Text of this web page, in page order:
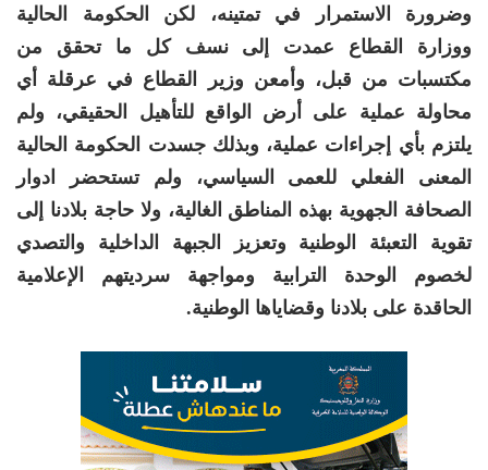
وضرورة الاستمرار في تمتينه، لكن الحكومة الحالية
ووزارة القطاع عمدت إلى نسف كل ما تحقق من
مكتسبات من قبل، وأمعن وزير القطاع في عرقلة أي
محاولة عملية على أرض الواقع للتأهيل الحقيقي، ولم
يلتزم بأي إجراءات عملية، وبذلك جسدت الحكومة الحالية
المعنى الفعلي للعمى السياسي، ولم تستحضر ادوار
الصحافة الجهوية بهذه المناطق الغالية، ولا حاجة بلادنا إلى
تقوية التعبئة الوطنية وتعزيز الجبهة الداخلية والتصدي
لخصوم الوحدة الترابية ومواجهة سرديتهم الإعلامية
الحاقدة على بلادنا وقضاياها الوطنية.